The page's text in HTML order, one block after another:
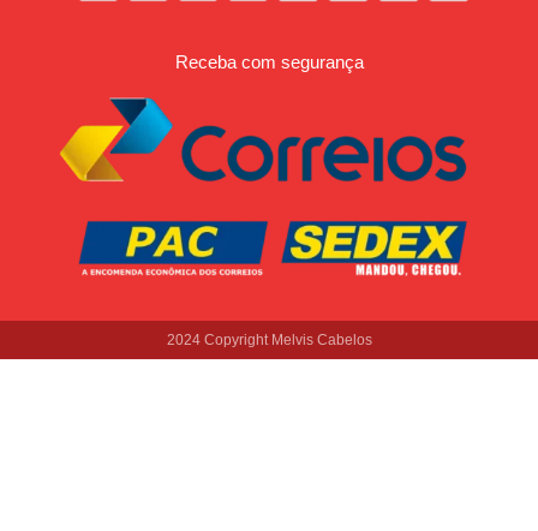
Receba com segurança
2024 Copyright Melvis Cabelos